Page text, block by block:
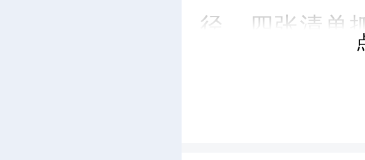
径，四张清单
课，结合凤巢